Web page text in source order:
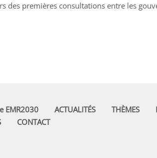
des premières consultations entre les
EMR2030 ACTUALITÉS THÈMES
CONTACT